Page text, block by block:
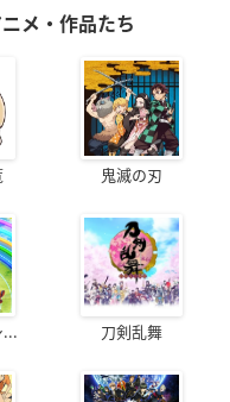
メ・作品たち
鬼滅の刃
... 刀剣乱舞